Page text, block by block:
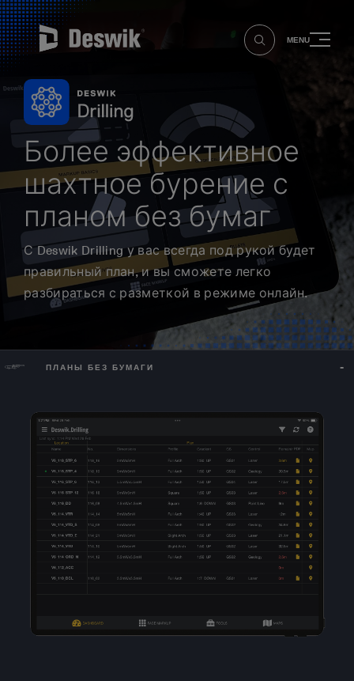
MENU
Более эффективное
шахтное бурение с
планом без бумаг
С Deswik Drilling у вас всегда под рукой будет
правильный план, и вы сможете легко
разбираться с разметкой в режиме онлайн.
ПЛАНЫ БЕЗ БУМАГИ